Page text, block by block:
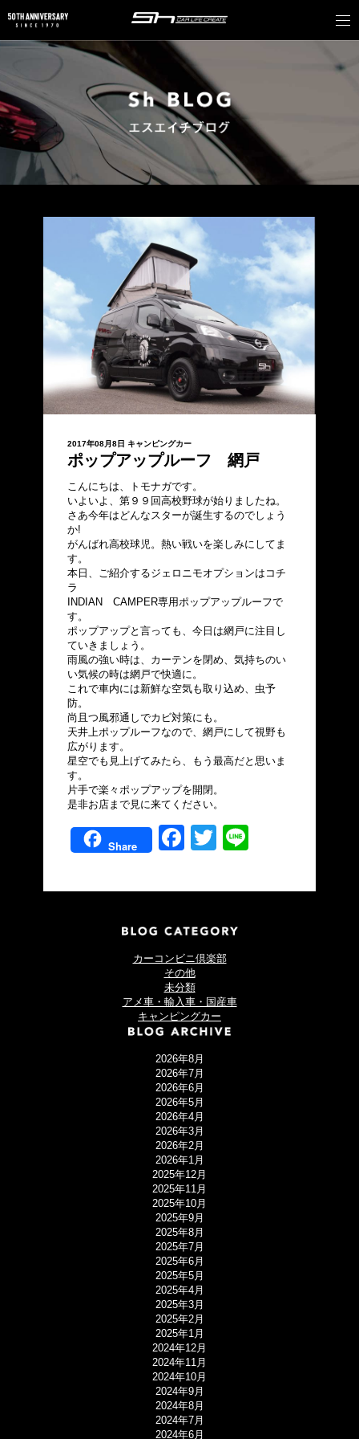
2017年08月8日 キャンピングカー
ポップアップルーフ 網戸
こんにちは、トモナガです。
いよいよ、第９９回高校野球が始りましたね。
さあ今年はどんなスターが誕生するのでしょう
か!
がんばれ高校球児。熱い戦いを楽しみにしてま
す。
本日、ご紹介するジェロニモオプションはコチ
ラ
INDIAN CAMPER専用ポップアップルーフで
す。
ポップアップと言っても、今日は網戸に注目し
ていきましょう。
雨風の強い時は、カーテンを閉め、気持ちのい
い気候の時は網戸で快適に。
これで車内には新鮮な空気も取り込め、虫予
防。
尚且つ風邪通しでカビ対策にも。
天井上ポップルーフなので、網戸にして視野も
広がります。
星空でも見上げてみたら、もう最高だと思いま
す。
片手で楽々ポップアップを開閉。
是非お店まで見に来てください。
Share
FacebookTwitter
カーコンビニ倶楽部
その他
未分類
アメ車・輸入車・国産車
キャンピングカー
2026年8月
2026年7月
2026年6月
2026年5月
2026年4月
2026年3月
2026年2月
2026年1月
2025年12月
2025年11月
2025年10月
2025年9月
2025年8月
2025年7月
2025年6月
2025年5月
2025年4月
2025年3月
2025年2月
2025年1月
2024年12月
2024年11月
2024年10月
2024年9月
2024年8月
2024年7月
2024年6月